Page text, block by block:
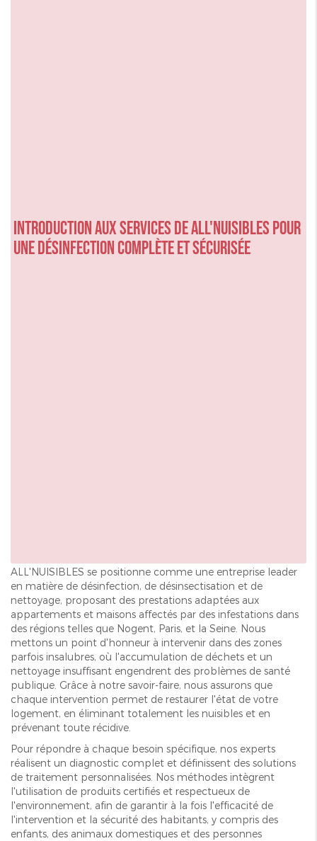
Introduction aux services de ALL'NUISIBLES pour
une désinfection complète et sécurisée
ALL'NUISIBLES se positionne comme une entreprise leader
en matière de désinfection, de désinsectisation et de
nettoyage, proposant des prestations adaptées aux
appartements et maisons affectés par des infestations dans
des régions telles que Nogent, Paris, et la Seine. Nous
mettons un point d'honneur à intervenir dans des zones
parfois insalubres, où l'accumulation de déchets et un
nettoyage insuffisant engendrent des problèmes de santé
publique. Grâce à notre savoir-faire, nous assurons que
chaque intervention permet de restaurer l'état de votre
logement, en éliminant totalement les nuisibles et en
prévenant toute récidive.
Pour répondre à chaque besoin spécifique, nos experts
réalisent un diagnostic complet et définissent des solutions
de traitement personnalisées. Nos méthodes intègrent
l'utilisation de produits certifiés et respectueux de
l'environnement, afin de garantir à la fois l'efficacité de
l'intervention et la sécurité des habitants, y compris des
enfants, des animaux domestiques et des personnes